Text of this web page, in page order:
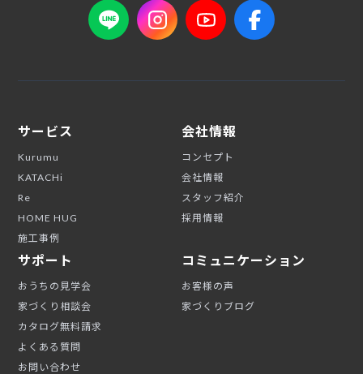
サービス
Kurumu
KATACHi
Re
HOME HUG
施工事例
会社情報
コンセプト
会社情報
スタッフ紹介
採用情報
サポート
おうちの見学会
家づくり相談会
カタログ無料請求
よくある質問
お問い合わせ
コミュニケーション
お客様の声
家づくりブログ